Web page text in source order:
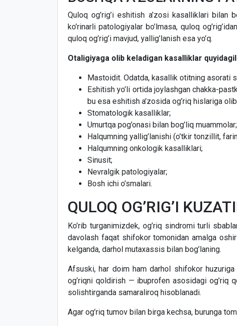
Quloq og’rig’i eshitish a’zosi kasalliklari bilan
ko’rinarli patologiyalar bo’lmasa, quloq
quloq og’rig’i mavjud, yallig’lanish esa yo’q.
Otaligiyaga olib keladigan kasalliklar
Mastoidit. Odatda, kasallik otitning asorati
Eshitish yo’li ortida joylashgan chakka-
bu esa eshitish a’zosida og’riq hislariga
Stomatologik kasalliklar;
Umurtqa pog’onasi bilan bog’liq muammolar;
Halqumning yallig’lanishi (o’tkir tonzillit,
Halqumning onkologik kasalliklari;
Sinusit;
Nevralgik patologiyalar;
Bosh ichi o’smalari.
QULOQ OG’RIG’I
Ko’rib turganimizdek, og’riq sindromi turli
davolash faqat shifokor tomonidan amalga
kelganda, darhol mutaxassis bilan bog’laning.
Afsuski, har doim ham darhol shifokor huzuriga
og’riqni qoldirish — ibuprofen asosidagi og’riq
solishtirganda samaraliroq hisoblanadi.
Agar og’riq tumov bilan birga kechsa, burunga